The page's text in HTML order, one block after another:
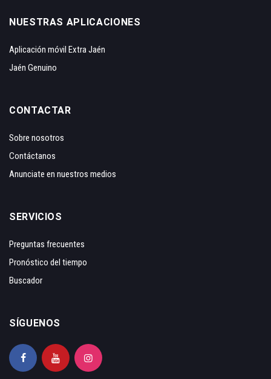
NUESTRAS APLICACIONES
Aplicación móvil Extra Jaén
Jaén Genuino
CONTACTAR
Sobre nosotros
Contáctanos
Anunciate en nuestros medios
SERVICIOS
Preguntas frecuentes
Pronóstico del tiempo
Buscador
SÍGUENOS